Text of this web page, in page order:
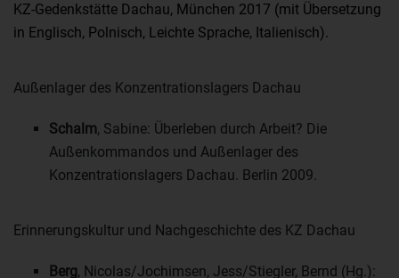
KZ-Gedenkstätte Dachau, München 2017 (mit Übersetzung
in Englisch, Polnisch, Leichte Sprache, Italienisch).
Außenlager des Konzentrationslagers Dachau
Schalm, Sabine: Überleben durch Arbeit? Die
Außenkommandos und Außenlager des
Konzentrationslagers Dachau. Berlin 2009.
Erinnerungskultur und Nachgeschichte des KZ Dachau
Berg, Nicolas/Jochimsen, Jess/Stiegler, Bernd (Hg.):